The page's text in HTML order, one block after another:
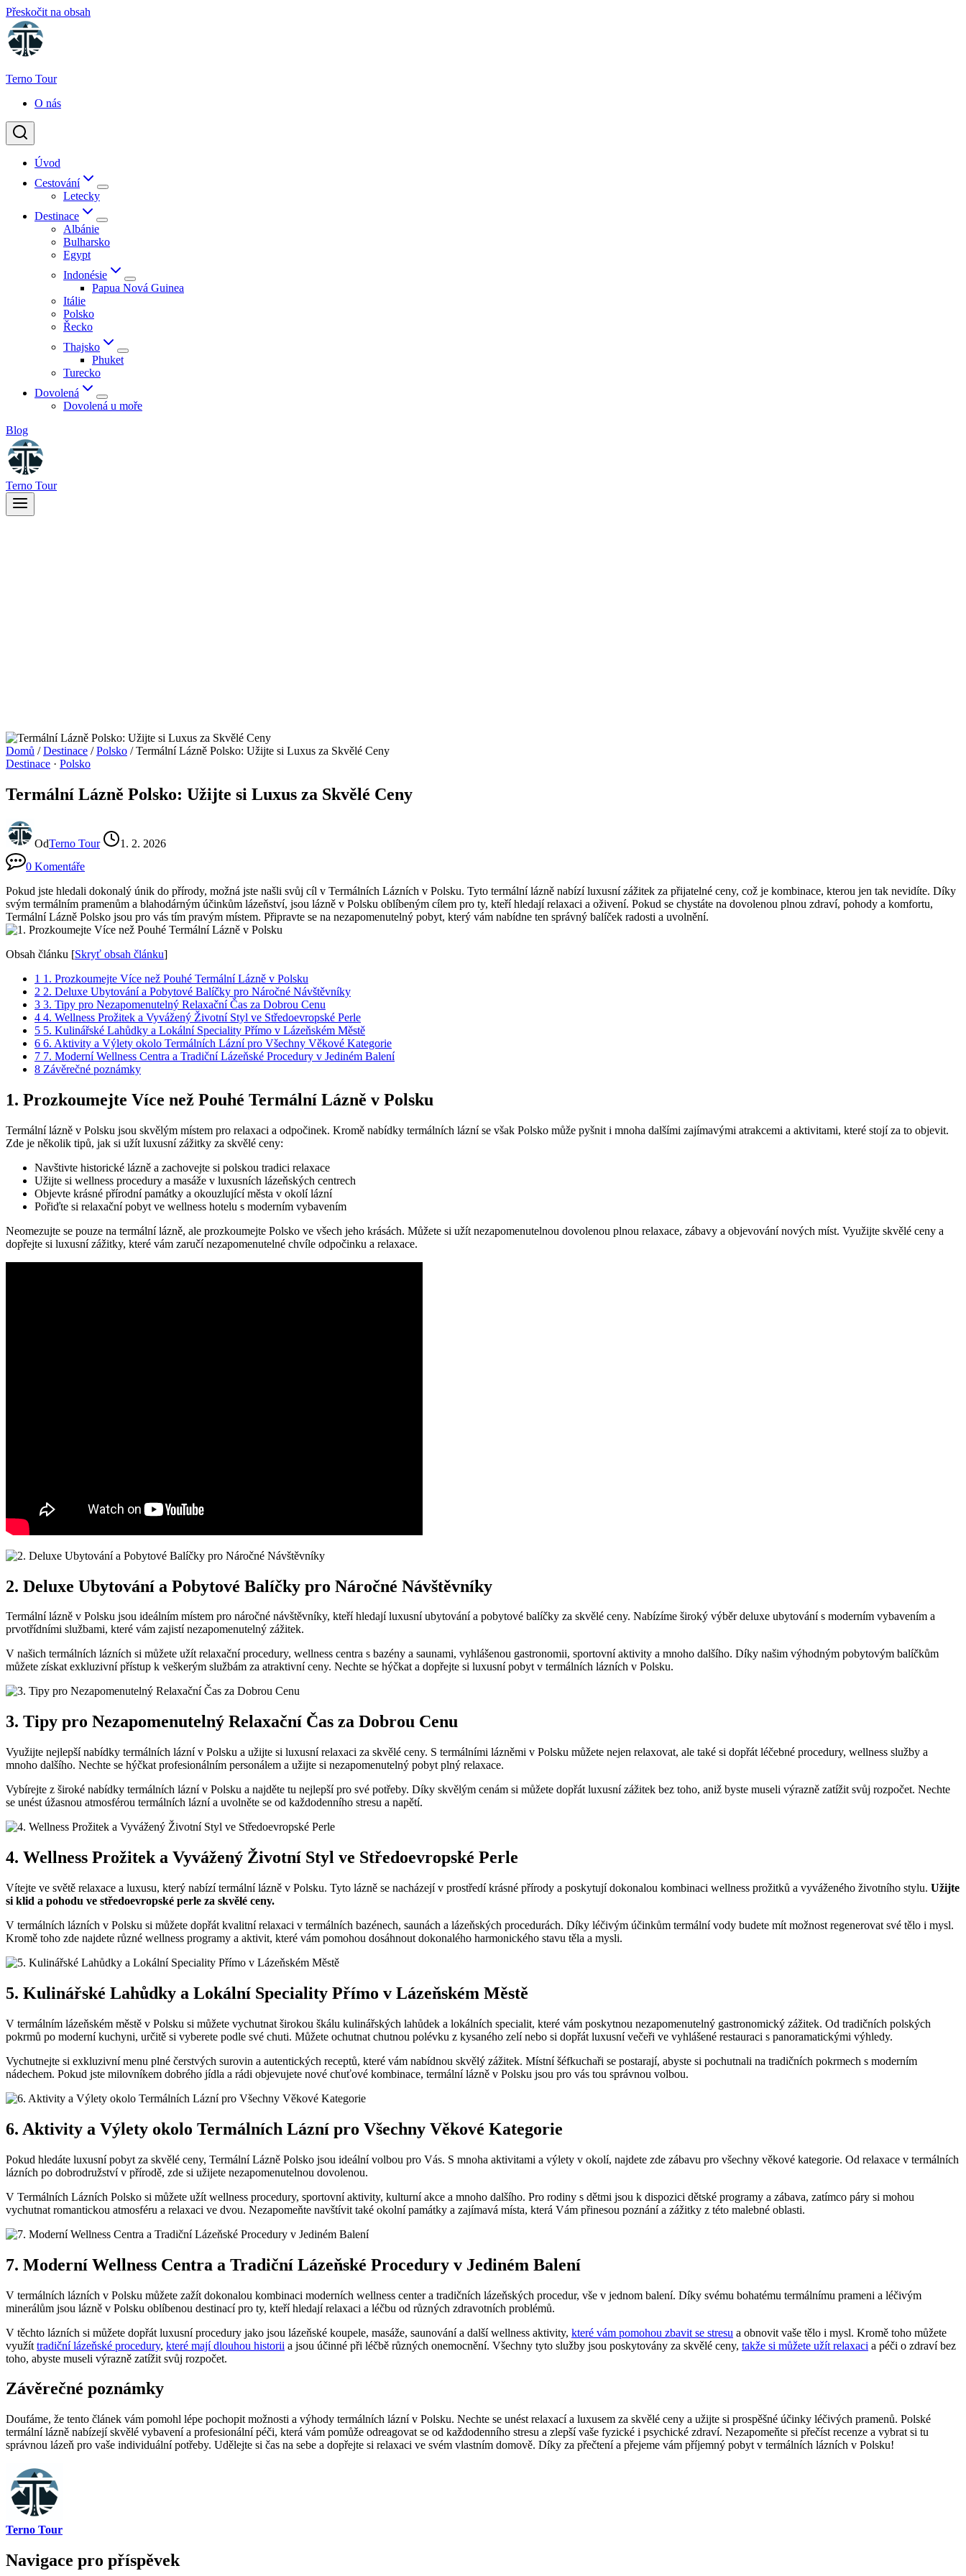
Přeskočit na obsah
Terno Tour
O nás
Úvod
Cestování
Letecky
Destinace
Albánie
Bulharsko
Egypt
Indonésie
Papua Nová Guinea
Itálie
Polsko
Řecko
Thajsko
Phuket
Turecko
Dovolená
Dovolená u moře
Blog
Terno Tour
Domů / Destinace / Polsko / Termální Lázně Polsko: Užijte si Luxus za Skvělé Ceny
Destinace · Polsko
Termální Lázně Polsko: Užijte si Luxus za Skvělé Ceny
OdTerno Tour
1. 2. 2026
0 Komentáře
Pokud jste ‌hledali dokonalý únik do přírody, možná ‌jste našli svůj cíl v Termálních Lázních ​v Polsku. Tyto ‌termální lázně nabízí luxusní zážitek za přijatelné ‍ceny, což je ⁣kombinace, ​kterou⁢ jen‍ tak nevidíte. ⁤Díky
svým termálním pramenům a blahodárným účinkům lázeňství, jsou lázně v Polsku oblíbeným cílem pro ty, kteří hledají relaxaci ​a oživení. Pokud se chystáte​ na dovolenou plnou zdraví, pohody a komfortu,
Termální Lázně Polsko jsou pro⁤ vás tím pravým místem. Připravte‌ se na nezapomenutelný pobyt, který vám nabídne ten správný balíček radosti a uvolnění.
Obsah článku [Skryť obsah článku]
1 1. Prozkoumejte Více než Pouhé ‌Termální Lázně v Polsku
2 2. Deluxe Ubytování ⁣a Pobytové Balíčky pro Náročné Návštěvníky
3 3. Tipy pro Nezapomenutelný Relaxační ‍Čas za Dobrou Cenu
4 4. Wellness Prožitek a Vyvážený Životní Styl ve Středoevropské Perle
5 5. Kulinářské Lahůdky ‍a Lokální ‍Speciality Přímo⁤ v Lázeňském Městě
6 6. Aktivity a Výlety okolo Termálních ‌Lázní pro Všechny Věkové Kategorie
7 7. Moderní Wellness Centra a Tradiční Lázeňské Procedury ⁤v Jediném Balení
8 Závěrečné poznámky
1. Prozkoumejte Více než Pouhé ‌Termální Lázně v Polsku
Termální lázně v Polsku jsou‍ skvělým místem pro‍ relaxaci a odpočinek. Kromě nabídky termálních lázní se však Polsko může ​pyšnit i mnoha dalšími zajímavými atrakcemi a aktivitami, které stojí za to objevit.
Zde je několik tipů, jak si ⁢užít luxusní zážitky za skvělé ceny:
Navštivte historické lázně a zachovejte si polskou tradici⁣ relaxace
Užijte si wellness procedury a masáže v ⁤luxusních ⁤lázeňských centrech
Objevte‌ krásné přírodní‍ památky ⁤a okouzlující města v okolí ⁢lázní
Pořiďte⁤ si relaxační pobyt ve wellness hotelu s moderním vybavením
Neomezujte se pouze na termální lázně, ale prozkoumejte⁢ Polsko ⁢ve všech jeho krásách. Můžete si⁤ užít nezapomenutelnou dovolenou plnou relaxace, zábavy a objevování nových míst.‌ Využijte​ skvělé ceny a
dopřejte si luxusní zážitky, které vám zaručí nezapomenutelné ⁢chvíle odpočinku a relaxace.
2. Deluxe Ubytování ⁣a Pobytové Balíčky pro Náročné Návštěvníky
Termální lázně v Polsku jsou ideálním⁤ místem ​pro náročné⁤ návštěvníky, kteří hledají luxusní ubytování a ⁣pobytové balíčky za skvělé ceny. Nabízíme široký‍ výběr deluxe ubytování s moderním‍ vybavením ⁢a
prvotřídními ‌službami, které⁣ vám zajistí nezapomenutelný zážitek.
V našich termálních lázních si můžete užít relaxační procedury, wellness centra s​ bazény a saunami, vyhlášenou gastronomii, sportovní aktivity a mnoho ⁣dalšího. Díky našim výhodným pobytovým balíčkům
⁢můžete získat exkluzivní přístup k veškerým službám ⁢za atraktivní ceny. Nechte ⁣se hýčkat a dopřejte si luxusní pobyt​ v termálních lázních v Polsku.
3. Tipy pro Nezapomenutelný Relaxační ‍Čas za Dobrou Cenu
Využijte nejlepší nabídky ‍termálních lázní‌ v Polsku a užijte si luxusní relaxaci ⁤za ‍skvělé ceny. S termálními lázněmi v Polsku můžete nejen relaxovat, ale také si ⁢dopřát léčebné procedury, wellness služby a
mnoho ⁤dalšího. Nechte se hýčkat profesionálním personálem a užijte si nezapomenutelný pobyt ⁤plný relaxace.
Vybírejte z ⁤široké nabídky termálních lázní ​v Polsku a najděte tu nejlepší pro své potřeby. Díky skvělým cenám si můžete dopřát luxusní zážitek bez toho, aniž byste museli výrazně zatížit svůj rozpočet. Nechte‍
se unést úžasnou ⁣atmosférou termálních lázní a uvolněte ​se od každodenního stresu a ⁤napětí.
4. Wellness Prožitek a Vyvážený Životní Styl ve Středoevropské Perle
Vítejte ve světě⁤ relaxace a luxusu, který nabízí termální⁢ lázně v Polsku. Tyto lázně se nacházejí v prostředí krásné ​přírody a poskytují dokonalou kombinaci wellness prožitků a vyváženého životního stylu. Užijte
⁤si klid a pohodu ve středoevropské perle za skvělé ceny.
V termálních‍ lázních v Polsku si‍ můžete dopřát⁤ kvalitní relaxaci v termálních bazénech, saunách a lázeňských procedurách. Díky léčivým účinkům termální vody budete mít možnost regenerovat své tělo⁤ i ‍mysl.
Kromě toho zde ‌najdete různé wellness⁣ programy ⁣a aktivit, které vám pomohou dosáhnout dokonalého harmonického stavu těla a mysli.
5. Kulinářské Lahůdky ‍a Lokální ‍Speciality Přímo⁤ v Lázeňském Městě
V termálním⁤ lázeňském městě ⁤v Polsku si⁤ můžete vychutnat širokou škálu kulinářských lahůdek a lokálních specialit, které vám⁣ poskytnou nezapomenutelný gastronomický zážitek. Od tradičních polských
pokrmů po​ moderní kuchyni, určitě si vyberete ⁢podle ⁣své chuti. Můžete ochutnat chutnou polévku z⁣ kysaného⁤ zelí nebo si dopřát ⁢luxusní večeři ve ​vyhlášené restauraci s panoramatickými výhledy.
Vychutnejte si exkluzivní menu plné čerstvých surovin a autentických receptů, které vám ⁤nabídnou ⁢skvělý zážitek. Místní⁤ šéfkuchaři se postarají, abyste si pochutnali na tradičních pokrmech s moderním
nádechem.​ Pokud jste milovníkem dobrého jídla a rádi objevujete nové chuťové kombinace, termální lázně v Polsku jsou pro vás tou ⁤správnou volbou.
6. Aktivity a Výlety okolo Termálních ‌Lázní pro Všechny Věkové Kategorie
Pokud hledáte luxusní pobyt za skvělé ​ceny, Termální Lázně Polsko jsou​ ideální volbou pro Vás. S mnoha aktivitami‍ a výlety v okolí, najdete zde zábavu pro všechny věkové kategorie. Od relaxace v termálních
lázních⁤ po ‍dobrodružství v přírodě, zde si užijete nezapomenutelnou dovolenou.
V Termálních Lázních Polsko ⁤si můžete užít wellness procedury, sportovní aktivity, kulturní akce a mnoho dalšího. Pro rodiny s⁤ dětmi jsou‍ k dispozici dětské programy a zábava, ​zatímco páry si mohou
vychutnat romantickou ‍atmosféru a relaxaci ve dvou. Nezapomeňte navštívit také okolní památky a zajímavá místa, která Vám přinesou poznání a zážitky z této malebné oblasti.
7. Moderní Wellness Centra a Tradiční Lázeňské Procedury ⁤v Jediném Balení
V termálních lázních v⁢ Polsku můžete zažít dokonalou kombinaci moderních wellness center a tradičních lázeňských procedur, vše v‌ jednom balení. Díky svému bohatému termálnímu prameni a léčivým
minerálům jsou lázně ⁢v Polsku oblíbenou destinací pro ty, kteří hledají relaxaci a léčbu od různých zdravotních problémů.
V těchto lázních si⁤ můžete dopřát luxusní procedury⁤ jako jsou lázeňské koupele, masáže, saunování a další wellness aktivity, které⁤ vám pomohou zbavit ‌se stresu a⁤ obnovit vaše tělo i mysl.⁢ Kromě toho můžete
⁣využít tradiční lázeňské procedury, které mají dlouhou​ historii a jsou účinné při léčbě různých onemocnění. Všechny tyto služby jsou poskytovány za skvělé ‍ceny, takže si můžete užít relaxaci a péči o zdraví bez
‍toho, abyste museli výrazně zatížit svůj rozpočet.
Závěrečné poznámky
Doufáme, že tento článek vám pomohl lépe pochopit možnosti a výhody⁤ termálních lázní ‌v Polsku. Nechte se unést relaxací a luxusem za⁣ skvělé ceny a ‌užijte si​ prospěšné účinky léčivých pramenů. Polské
termální lázně nabízejí skvělé‍ vybavení a profesionální ​péči, která vám pomůže⁤ odreagovat se od každodenního stresu a zlepší vaše fyzické i psychické zdraví.⁢ Nezapomeňte si přečíst recenze a vybrat si tu
správnou lázeň pro vaše individuální potřeby. Udělejte si čas na⁣ sebe a dopřejte si relaxaci ve svém‌ vlastním domově. Díky ‍za přečtení a přejeme vám⁢ příjemný pobyt⁤ v termálních⁤ lázních v‍ Polsku!
Terno Tour
Navigace pro příspěvek